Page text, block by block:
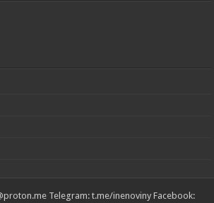
Telegram: t.me/inenoviny Facebook: